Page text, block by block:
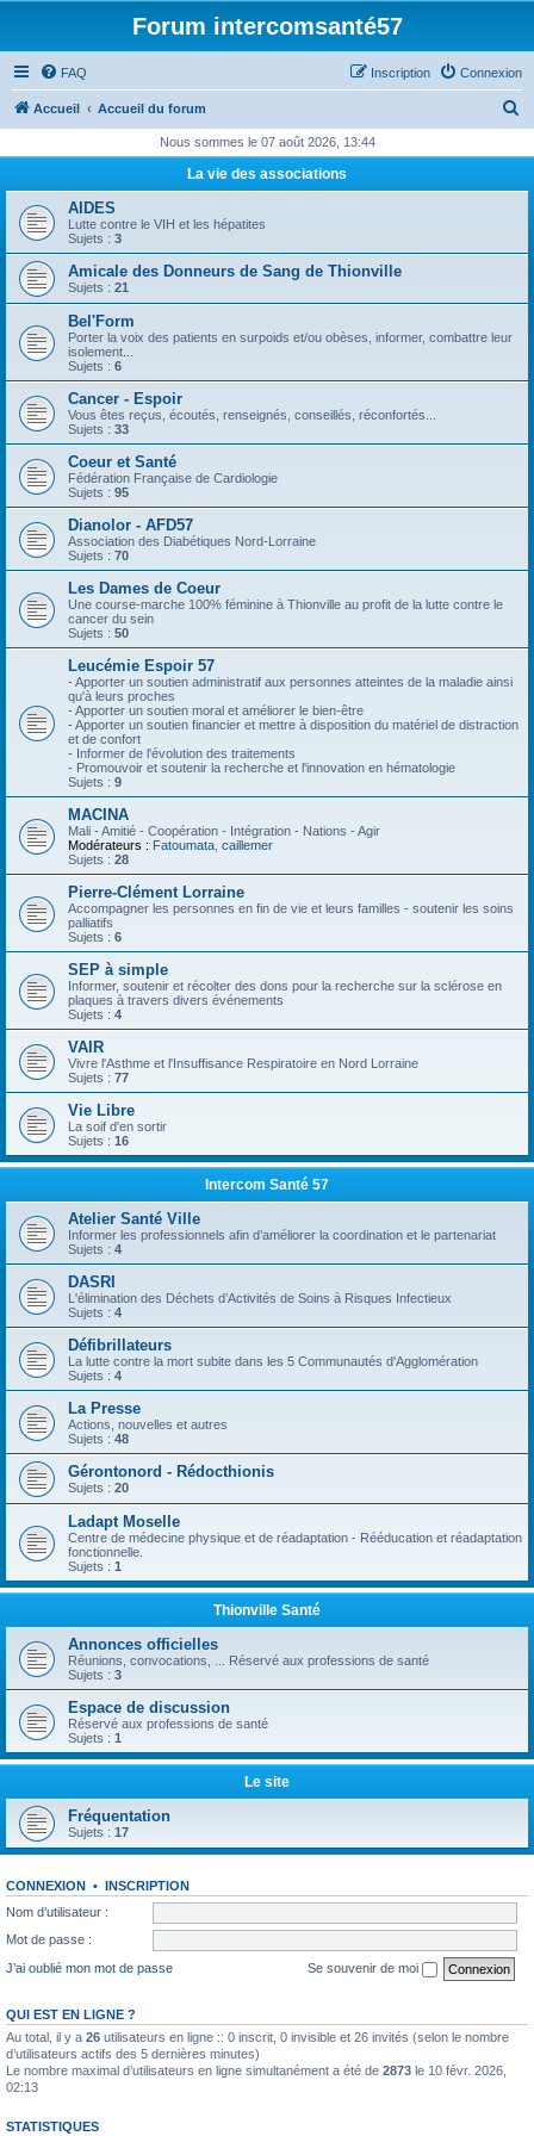
Forum intercomsanté57
FAQ Connexion
Inscription
Accueil Accueil du forum
h
r
h
Nous sommes le 07 août 2026, 13:44
La vie des associations
AIDES
Lutte contre le VIH et les hépatites
Sujets : 3
Amicale des Donneurs de Sang de Thionville
Sujets : 21
Bel'Form
Porter la voix des patients en surpoids et/ou obèses, informer, combattre leur
isolement...
Sujets : 6
Cancer - Espoir
Vous êtes reçus, écoutés, renseignés, conseillés, réconfortés...
Sujets : 33
Coeur et Santé
Fédération Française de Cardiologie
Sujets : 95
Dianolor - AFD57
Association des Diabétiques Nord-Lorraine
Sujets : 70
Les Dames de Coeur
Une course-marche 100% féminine à Thionville au profit de la lutte contre le
cancer du sein
Sujets : 50
Leucémie Espoir 57
- Apporter un soutien administratif aux personnes atteintes de la maladie ainsi
qu'à leurs proches
- Apporter un soutien moral et améliorer le bien-être
- Apporter un soutien financier et mettre à disposition du matériel de distraction
et de confort
- Informer de l'évolution des traitements
- Promouvoir et soutenir la recherche et l'innovation en hématologie
Sujets : 9
MACINA
Mali - Amitié - Coopération - Intégration - Nations - Agir
Modérateurs : Fatoumata caillemer
Sujets : 28
Pierre-Clément Lorraine
Accompagner les personnes en fin de vie et leurs familles - soutenir les soins
palliatifs
Sujets : 6
SEP à simple
Informer, soutenir et récolter des dons pour la recherche sur la sclérose en
plaques à travers divers événements
Sujets : 4
VAIR
Vivre l'Asthme et l'Insuffisance Respiratoire en Nord Lorraine
Sujets : 77
Vie Libre
La soif d'en sortir
Sujets : 16
Intercom Santé 57
Atelier Santé Ville
Informer les professionnels afin d’améliorer la coordination et le partenariat
Sujets : 4
DASRI
L'élimination des Déchets d’Activités de Soins à Risques Infectieux
Sujets : 4
Défibrillateurs
La lutte contre la mort subite dans les 5 Communautés d'Agglomération
Sujets : 4
La Presse
Actions, nouvelles et autres
Sujets : 48
Gérontonord - Rédocthionis
Sujets : 20
Ladapt Moselle
Centre de médecine physique et de réadaptation - Rééducation et réadaptation
fonctionnelle.
Sujets : 1
Thionville Santé
Annonces officielles
Réunions, convocations, ... Réservé aux professions de santé
Sujets : 3
Espace de discussion
Réservé aux professions de santé
Sujets : 1
Le site
Fréquentation
Sujets : 17
CONNEXION • INSCRIPTION
Nom d’utilisateur :
Mot de passe :
J’ai oublié mon mot de passe
Se souvenir de moi
QUI EST EN LIGNE ?
Au total, il y a 26 utilisateurs en ligne :: 0 inscrit, 0 invisible et 26 invités (selon le nombre
d’utilisateurs actifs des 5 dernières minutes)
Le nombre maximal d’utilisateurs en ligne simultanément a été de 2873 le 10 févr. 2026,
02:13
STATISTIQUES